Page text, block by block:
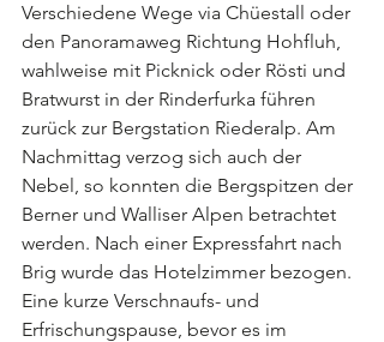
Verschiedene Wege via Chüestall oder
den Panoramaweg Richtung Hohfluh,
wahlweise mit Picknick oder Rösti und
Bratwurst in der Rinderfurka führen
zurück zur Bergstation Riederalp. Am
Nachmittag verzog sich auch der
Nebel, so konnten die Bergspitzen der
Berner und Walliser Alpen betrachtet
werden. Nach einer Expressfahrt nach
Brig wurde das Hotelzimmer bezogen.
Eine kurze Verschnaufs- und
Erfrischungspause, bevor es im